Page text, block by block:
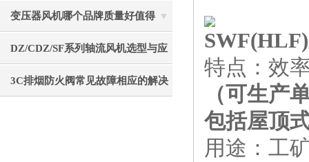
点全分享
变压器风机哪个品牌质量好值得
选？静音节能使用寿命长
DZ/CDZ/SF系列轴流风机选型与应
用指南
3C排烟防火阀常见故障相应的解决
特点：效
（可生产
包括屋顶
用途：工